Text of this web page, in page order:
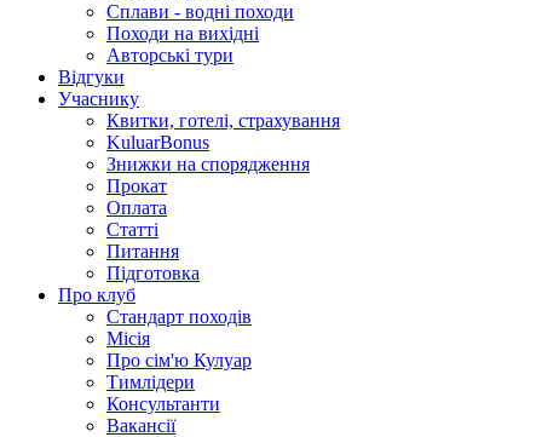
Сплави - водні походи
Походи на вихідні
Авторські тури
Відгуки
Учаснику
Квитки, готелі, страхування
KuluarBonus
Знижки на спорядження
Прокат
Оплата
Статті
Питання
Підготовка
Про клуб
Стандарт походів
Місія
Про сім'ю Кулуар
Тимлідери
Консультанти
Вакансії